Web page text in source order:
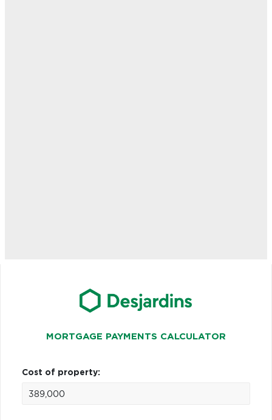
MORTGAGE PAYMENTS CALCULATOR
Cost of property: